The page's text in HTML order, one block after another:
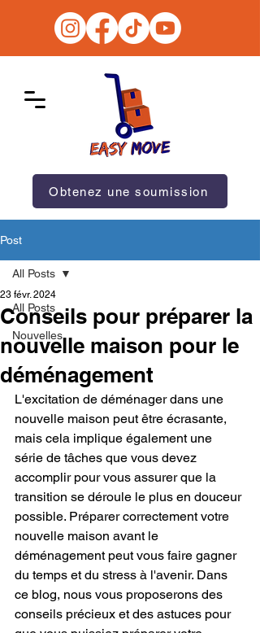
Obtenez une soumission
Post
All Posts
Nouvelles
All Posts
Conseils pour préparer la
nouvelle maison pour le
déménagement
23 févr. 2024
L'excitation de déménager dans une
nouvelle maison peut être écrasante,
mais cela implique également une
série de tâches que vous devez
accomplir pour vous assurer que la
transition se déroule le plus en douceur
possible. Préparer correctement votre
nouvelle maison avant le
déménagement peut vous faire gagner
du temps et du stress à l'avenir. Dans
ce blog, nous vous proposerons des
conseils précieux et des astuces pour